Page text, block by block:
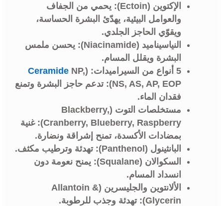
الإكتوين (Ectoin): يحمي من الجفاف
والعوامل البيئية، يهدّئ البشرة الحساسة،
ويقوّي الحاجز الجلدي.
النياسيناميد (Niacinamide): يحسن ملمس
البشرة ويقلل المسام.
5 أنواع من السيراميدات:
(
Ceramide NP,
NS, AS, AP, EOP): تدعم حاجز البشرة وتمنع
فقدان الماء.
مستخلصات التوت (Blackberry,
Cranberry, Blueberry, Raspberry):
غنية
بمضادات الأكسدة، تمنح إشراقة ونضارة.
البانثينول (Panthenol): تهدئة وترطيب مكثف.
السكوالان (Squalane): يمنح نعومة دون
انسداد المسام.
الألانتوين والجليسرين (Allantoin &
Glycerin): تهدئة وجذب للرطوبة.